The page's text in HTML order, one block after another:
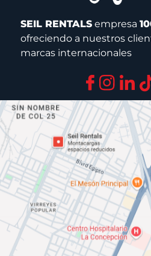
SEIL RENTALSempresa
ofreciendo a nuestros
marcas internacionales